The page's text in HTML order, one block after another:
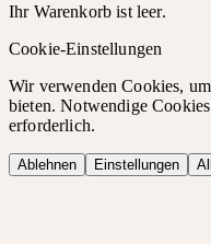
Ihr Warenkorb ist leer.
Cookie-Einstellungen
Wir verwenden Cookies,
bieten. Notwendige
erforderlich.
Ablehnen Einstellungen